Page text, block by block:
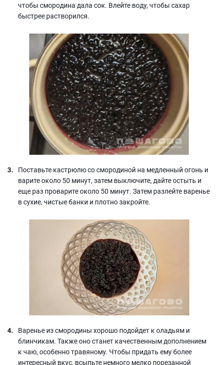
чтобы смородина дала сок. Влейте воду, чтобы сахар
быстрее растворился.
Поставьте кастрюлю со смородиной на медленный огонь и
варите около 50 минут, затем выключите, дайте остыть и
еще раз проварите около 50 минут. Затем разлейте варенье
в сухие, чистые банки и плотно закройте.
Варенье из смородины хорошо подойдет к оладьям и
блинчикам. Также оно станет качественным дополнением
к чаю, особенно травяному. Чтобы придать ему более
интересный вкус, всыпьте немного мелко порезанной